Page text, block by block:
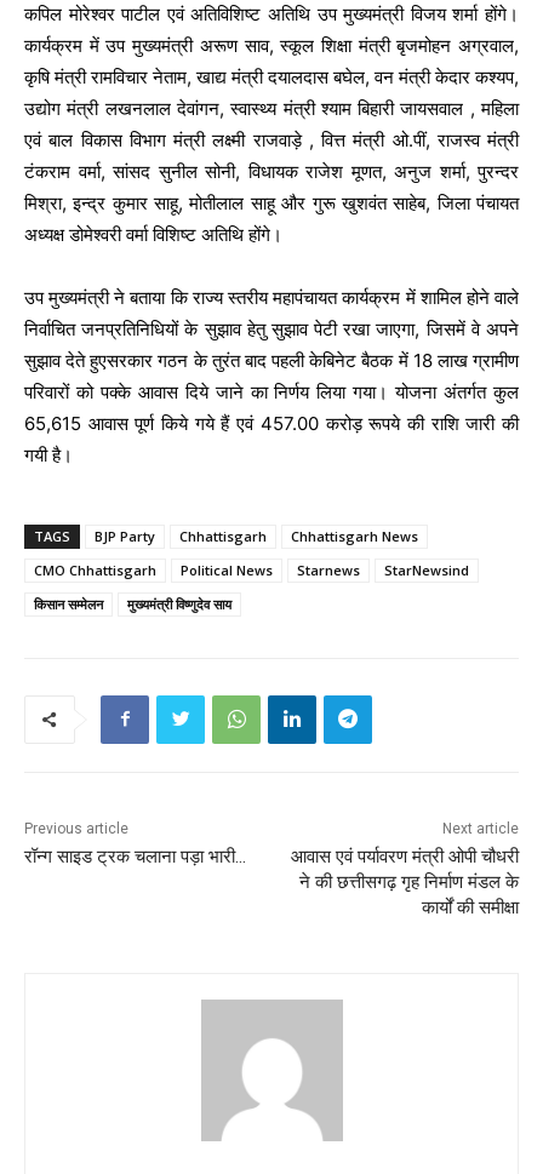
कपिल मोरेश्वर पाटील एवं अतिविशिष्ट अतिथि उप मुख्यमंत्री विजय शर्मा होंगे।
कार्यक्रम में उप मुख्यमंत्री अरूण साव, स्कूल शिक्षा मंत्री बृजमोहन अग्रवाल,
कृषि मंत्री रामविचार नेताम, खाद्य मंत्री दयालदास बघेल, वन मंत्री केदार कश्यप,
उद्योग मंत्री लखनलाल देवांगन, स्वास्थ्य मंत्री श्याम बिहारी जायसवाल , महिला
एवं बाल विकास विभाग मंत्री लक्ष्मी राजवाड़े , वित्त मंत्री ओ.पीं, राजस्व मंत्री
टंकराम वर्मा, सांसद सुनील सोनी, विधायक राजेश मूणत, अनुज शर्मा, पुरन्दर
मिश्रा, इन्द्र कुमार साहू, मोतीलाल साहू और गुरू खुशवंत साहेब, जिला पंचायत
अध्यक्ष डोमेश्वरी वर्मा विशिष्ट अतिथि होंगे।
उप मुख्यमंत्री ने बताया कि राज्य स्तरीय महापंचायत कार्यक्रम में शामिल होने वाले
निर्वाचित जनप्रतिनिधियों के सुझाव हेतु सुझाव पेटी रखा जाएगा, जिसमें वे अपने
सुझाव देते हुएसरकार गठन के तुरंत बाद पहली केबिनेट बैठक में 18 लाख ग्रामीण
परिवारों को पक्के आवास दिये जाने का निर्णय लिया गया। योजना अंतर्गत कुल
65,615 आवास पूर्ण किये गये हैं एवं 457.00 करोड़ रूपये की राशि जारी की
गयी है।
TAGS BJP Party Chhattisgarh
Chhattisgarh News
CMO Chhattisgarh
Political News Starnews
StarNewsind
किसान सम्मेलन
मुख्यमंत्री विष्णुदेव साय
Previous article
रॉन्ग साइड ट्रक चलाना पड़ा भारी…
Next article
आवास एवं पर्यावरण मंत्री ओपी चौधरी
ने की छत्तीसगढ़ गृह निर्माण मंडल के
कार्यों की समीक्षा